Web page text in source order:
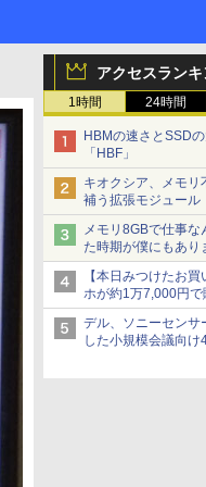
アクセスラン
1時間 24時間
HBMの速さとSSD
「HBF」
キオクシア、メモ
補う拡張モジュール
メモリ8GBで仕事
た時期が僕にもあり
【本日みつけたお
ホが約1万7,000円で
デル、ソニーセンサ
した小規模会議向け